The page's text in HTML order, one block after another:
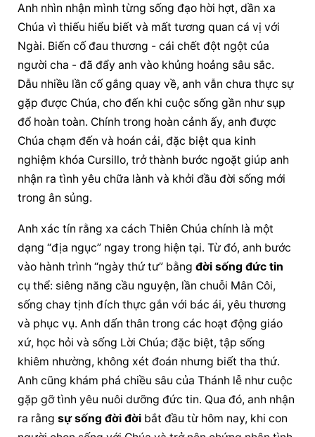
Anh nhìn nhận mình từng sống đạo hời hợt, dần xa
Chúa vì thiếu hiểu biết và mất tương quan cá vị với
Ngài. Biến cố đau thương - cái chết đột ngột của
người cha - đã đẩy anh vào khủng hoảng sâu sắc.
Dẫu nhiều lần cố gắng quay về, anh vẫn chưa thực sự
gặp được Chúa, cho đến khi cuộc sống gần như sụp
đổ hoàn toàn. Chính trong hoàn cảnh ấy, anh được
Chúa chạm đến và hoán cải, đặc biệt qua kinh
nghiệm khóa Cursillo, trở thành bước ngoặt giúp anh
nhận ra tình yêu chữa lành và khởi đầu đời sống mới
trong ân sủng.
Anh xác tín rằng xa cách Thiên Chúa chính là một
dạng “địa ngục” ngay trong hiện tại. Từ đó, anh bước
vào hành trình “ngày thứ tư” bằng đời sống đức tin
cụ thể: siêng năng cầu nguyện, lần chuỗi Mân Côi,
sống chay tịnh đích thực gắn với bác ái, yêu thương
và phục vụ. Anh dấn thân trong các hoạt động giáo
xứ, học hỏi và sống Lời Chúa; đặc biệt, tập sống
khiêm nhường, không xét đoán nhưng biết tha thứ.
Anh cũng khám phá chiều sâu của Thánh lễ như cuộc
gặp gỡ tình yêu nuôi dưỡng đức tin. Qua đó, anh nhận
ra rằng sự sống đời đời bắt đầu từ hôm nay, khi con